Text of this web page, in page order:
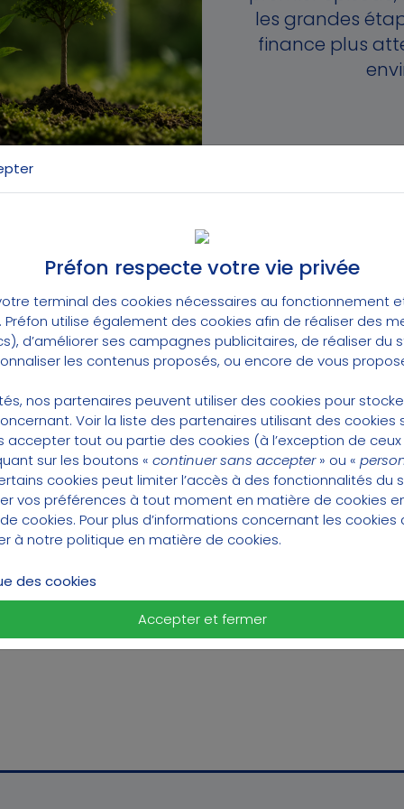
les grandes
finance plus
installée d’un seul coup. Elle s’est construite
la façon de voir le rôle de la finance.
des premiers fonds éthiques, de l’accord
de la loi NRE de 2001. Ces repères montrent
été pris en compte par les
mieux comprendre les origines de la finance
de long terme.
analyste ISR-ESG depuis 25 ans,
Nord et fondateur dirigeant de Défi Impact.
général de l’association Préfon et responsable
Écouter le premier épisode du podcast
Préfon respecte votre vie privée
terminal des cookies nécessaires au fonctionnement
utilise également des cookies afin de réaliser des
d’améliorer ses campagnes publicitaires, de réaliser du
les contenus proposés, ou encore de vous
nos partenaires peuvent utiliser des cookies pour
Voir la liste des partenaires utilisant des cookies
accepter tout ou partie des cookies (à l’exception de
sur les boutons « continuer sans accepter» ou «
cookies peut limiter l’accès à des fonctionnalités du
vos préférences à tout moment en matière de cookies
cookies. Pour plus d’informations concernant les cookies
à notre politique en matière de cookies.
des cookies
Accepter et fermer